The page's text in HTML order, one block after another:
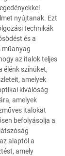
nyújtanak. Ezt
technikák
és a
műanyag
az italok teljes
élénk színüket,
amelyek
kiválóság
amelyek
italokat
befolyásolja a
alaptól a
amely